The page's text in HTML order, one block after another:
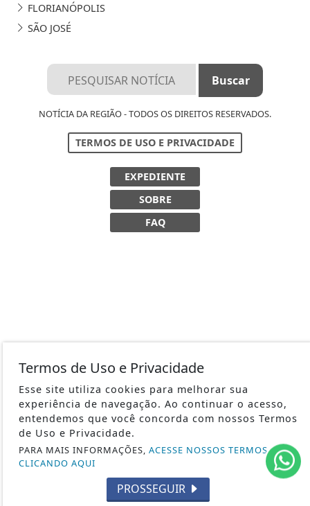
FLORIANÓPOLIS
SÃO JOSÉ
NOTÍCIA DA REGIÃO - TODOS OS DIREITOS RESERVADOS.
TERMOS DE USO E PRIVACIDADE
EXPEDIENTE
SOBRE
FAQ
Termos de Uso e Privacidade
Esse site utiliza cookies para melhorar sua
experiência de navegação. Ao continuar o acesso,
entendemos que você concorda com nossos Termos
de Uso e Privacidade.
PARA MAIS INFORMAÇÕES, ACESSE NOSSOS TERMOS
CLICANDO AQUI
PROSSEGUIR